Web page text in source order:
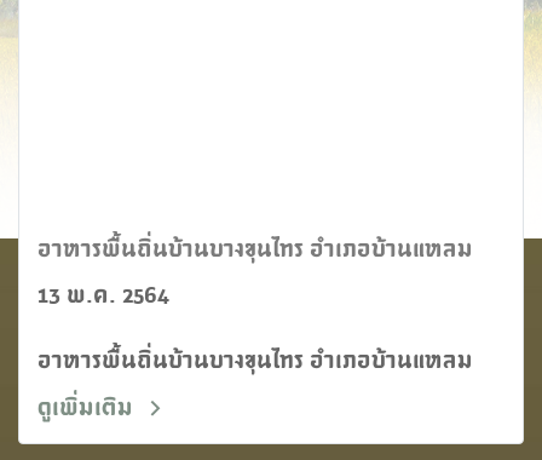
อาหารพื้นถิ่นบ้านบางขุนไทร อำเภอบ้านแหลม
13 พ.ค. 2564
อาหารพื้นถิ่นบ้านบางขุนไทร อำเภอบ้านแหลม
ดูเพิ่มเติม